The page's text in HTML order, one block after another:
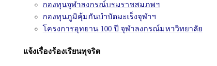
กองทุนจุฬาลงกรณ์บรมราชสมภพฯ
กองทุนภูมิคุ้มกันบำบัดมะเร็งจุฬาฯ
โครงการอุทยาน 100 ปี จุฬาลงกรณ์มหาวิทยาลัย
แจ้งเรื่องร้องเรียนทุจริต